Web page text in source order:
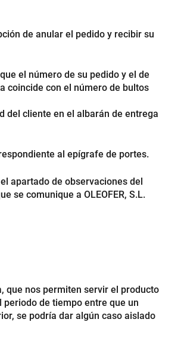
de anular el pedido y recibir su
el número de su pedido y el de
coincide con el número de bultos
del cliente en el albarán de entrega
al epígrafe de portes.
apartado de observaciones del
se comunique a OLEOFER, S.L.
que nos permiten servir el producto
de tiempo entre que un
se podría dar algún caso aislado